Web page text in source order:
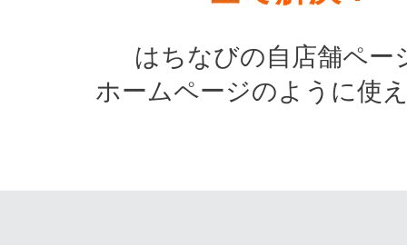
はちなびの自店舗ペー
ホームページのように使